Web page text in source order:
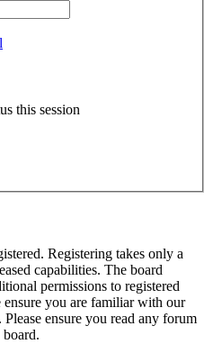
this session
Registering takes only a
capabilities. The board
permissions to registered
ensure you are familiar with our
ensure you read any forum
board.